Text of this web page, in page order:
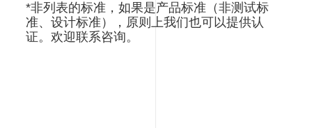
*非列表的标准，如果是产品标准（非测试标
准、设计标准），原则上我们也可以提供认
证。欢迎联系咨询。